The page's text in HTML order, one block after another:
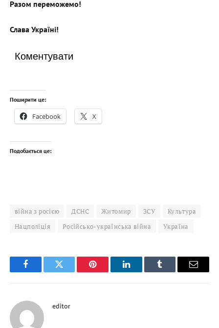
Разом переможемо!
Слава Україні!
Коментувати
Поширити це:
Facebook X
Подобається це:
війна з росією ДСНС Житомир ЗСУ
Культура
Нацполіція
Російсько-українська війна Україна
FacebookTwitter Pinterest LinkedInTumblr Email
editor